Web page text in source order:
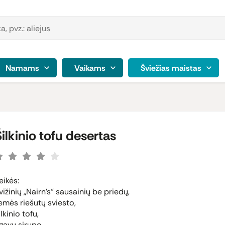
Namams Vaikams Šviežias maistas
tofu desertas
„Nairn's“ sausainių be priedų,
riešutų sviesto,
tofu,